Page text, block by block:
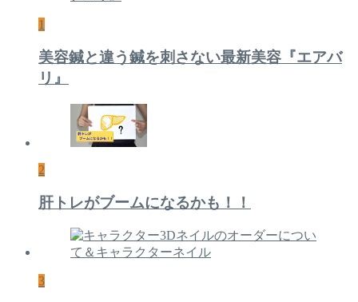
1
美容鍼と違う鍼を刺さない最新美容『エアバ
リ』
2
肝トレがブームになるかも！！
3